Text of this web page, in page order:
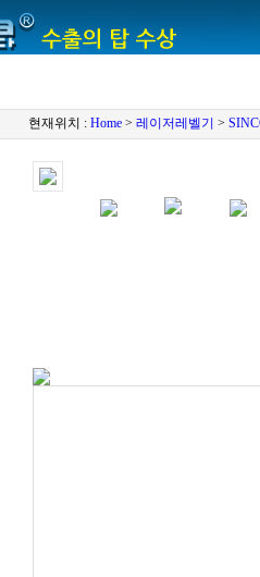
현재위치 : Home > 레이저레벨기 >